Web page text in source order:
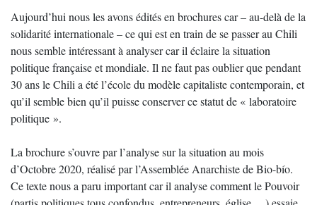
Aujourd’hui nous les avons édités en brochures car – au-delà de la
solidarité internationale – ce qui est en train de se passer au Chili
nous semble intéressant à analyser car il éclaire la situation
politique française et mondiale. Il ne faut pas oublier que pendant
30 ans le Chili a été l’école du modèle capitaliste contemporain, et
qu’il semble bien qu’il puisse conserver ce statut de « laboratoire
politique ».
La brochure s’ouvre par l’analyse sur la situation au mois
d’Octobre 2020, réalisé par l’Assemblée Anarchiste de Bio-bío.
Ce texte nous a paru important car il analyse comment le Pouvoir